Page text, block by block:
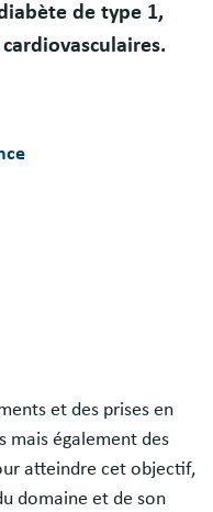
de type 1,
et des prises en
mais également des
atteindre cet objectif,
domaine et de son